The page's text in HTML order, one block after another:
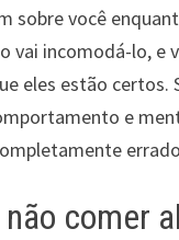
sobre você
vai incomodá-lo, e
eles estão certos.
e
comer